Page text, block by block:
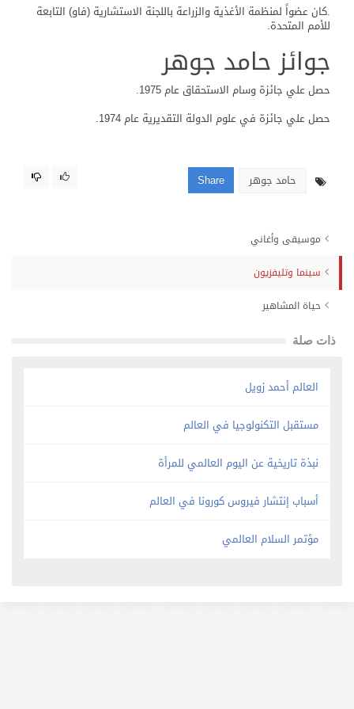
.كان عضواً لمنظمة الأغذية والزراعة باللجنة الاستشارية (فاو) التابعة
للأمم المتحدة.
جوائز حامد جوهر
حصل علي جائزة وسام الاستحقاق عام 1975.
حصل علي جائزة في علوم الدولة التقديرية عام 1974.
حامد جوهر Share
موسيقى وأغاني
سينما وتليفزيون
حياة المشاهير
ذات صلة
العالم أحمد زويل
مستقبل التكنولوجيا في العالم
نبذة تاريخية عن اليوم العالمي للمرأة
أسباب إنتشار فيروس كورونا في العالم
مؤتمر السلام العالمي